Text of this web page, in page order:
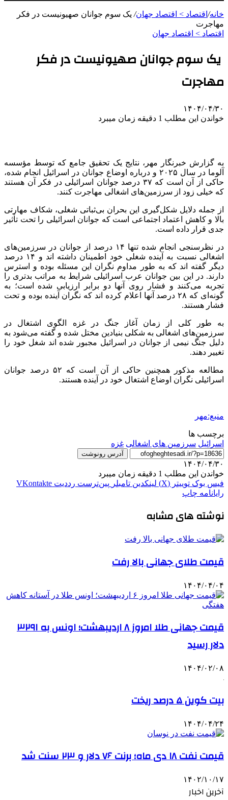
خانه/ اقتصاد > اقتصاد جهان/ یک سوم جوانان صهیونیست در فکر
مهاجرت
اقتصاد > اقتصاد جهان
یک سوم جوانان صهیونیست در فکر
مهاجرت
۱۴۰۴/۰۴/۳۰
خواندن این مطلب 1 دقیقه زمان میبرد
به گزارش خبرنگار مهر، نتایج یک تحقیق جامع که توسط مؤسسه
آلوما
در سال ۲۰۲۵ و درباره اوضاع جوانان در اسرائیل انجام شده،
حاکی از آن است که ۳۷ درصد جوانان اسرائیلی در فکر آن هستند
که خیلی زود از سرزمین‌های اشغالی مهاجرت کنند.
از جمله دلایل شکل‌گیری این بحران بی‌ثباتی شغلی، شکاف مهارتی
بالا و کاهش اعتماد اجتماعی است که جوانان اسرائیلی را تحت تأثیر
جدی قرار داده است.
در نظرسنجی انجام شده تنها ۱۴ درصد از جوانان در سرزمین‌های
اشغالی نسبت به آینده شغلی خود اطمینان داشته
اند
و ۱۴ درصد
دیگر گفته
اند که به طور مداوم نگران این مسئله بوده و استرس
دارند. در این بین جوانان عرب اسرائیلی شرایط به مراتب بدتری را
تجربه می‌کنند و فشار روی آنها دو برابر ارزیابی شده است؛ به
گونه‌ای که ۲۸ درصد آنها اعلام کرده
اند که نگران آینده بوده و تحت
فشار هستند.
به طور کلی از زمان آغاز جنگ در غزه الگوی اشتغال در
سرزمین‌های اشغالی به شکلی بنیادین مختل شده و گفته می‌شود به
دلیل جنگ نیمی از جوانان در اسرائیل مجبور شده
اند شغل خود را
تغییر دهند.
مطالعه مذکور همچنین حاکی از آن است که ۵۲ درصد جوانان
اسرائیلی نگران اوضاع اشتغال خود در آینده هستند.
منبع:مهر
برچسب ها
اسرائیل سرزمین های اشغالی غزه
آدرس رونوشت
۱۴۰۴/۰۴/۳۰
خواندن این مطلب 1 دقیقه زمان میبرد
فیس بوک توییتر (X) لینکدین ‫تامبلر ‫پین‌ترست ‫رددیت ‫VKontakte
رایانامه چاپ
نوشته های مشابه
قیمت طلای جهانی بالا رفت
۱۴۰۴/۰۴/۰۴
قیمت جهانی طلا امروز ۸ اردیبهشت؛ اونس به ۳۲۹۱
دلار رسید
۱۴۰۴/۰۲/۰۸
بیت کوین ۵ درصد ریخت
۱۴۰۴/۰۴/۲۴
قیمت نفت ۱۸ دی ماه؛ برنت ۷۶ دلار و ۲۳ سنت شد
۱۴۰۲/۱۰/۱۷
آخرین اخبار